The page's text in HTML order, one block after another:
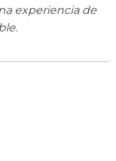
experiencia de